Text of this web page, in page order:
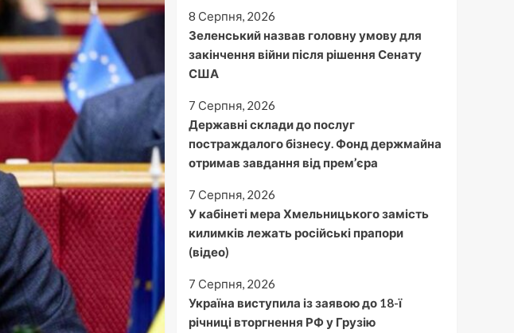
8 Серпня, 2026
Зеленський назвав головну умову для
закінчення війни після рішення Сенату
США
7 Серпня, 2026
Державні склади до послуг
постраждалого бізнесу. Фонд держмайна
отримав завдання від прем’єра
7 Серпня, 2026
У кабінеті мера Хмельницького замість
килимків лежать російські прапори
(відео)
7 Серпня, 2026
Україна виступила із заявою до 18-ї
річниці вторгнення РФ у Грузію